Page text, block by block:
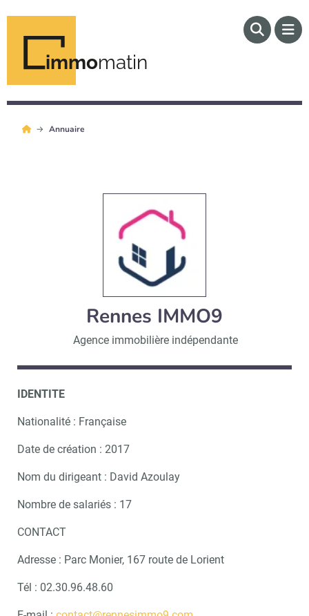
immomatin
Annuaire
Rennes IMMO9
Agence immobilière indépendante
IDENTITE
Nationalité : Française
Date de création : 2017
Nom du dirigeant : David Azoulay
Nombre de salariés : 17
CONTACT
Adresse : Parc Monier, 167 route de Lorient
Tél : 02.30.96.48.60